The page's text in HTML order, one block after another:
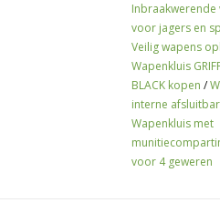
Bestel de
veilige
Inbraakwerende
voor jagers en
Veilig wapens
Wapenkluis
BLACK kopen /
interne
Wapenkluis met
voor 4 geweren